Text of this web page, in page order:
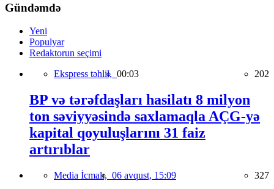
Gündəmdə
Yeni
Populyar
Redaktorun seçimi
Ekspress təhlil, 00:03 202
BP və tərəfdaşları hasilatı 8 milyon
ton səviyyəsində saxlamaqla AÇG-yə
kapital qoyuluşlarını 31 faiz
artırıblar
Media İcmalı, 06 avqust, 15:09 327